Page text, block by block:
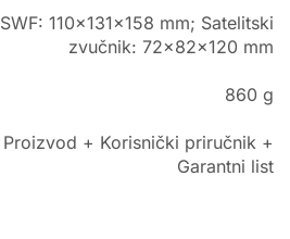
SWF: 110x131x158 mm; Satelitski
zvučnik: 72x82x120 mm
860 g
Proizvod + Korisnički priručnik +
Garantni list